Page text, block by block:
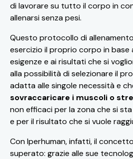
di lavorare su tutto il corpo in
allenarsi senza pesi.
Questo protocollo di
esercizio il proprio corpo in base
esigenze e ai risultati che si
alla possibilità di selezionare il
adatta alle singole necessità e
sovraccaricare i muscoli o
non efficaci per la zona che si
e per il risultato che si vuole
Con Iperhuman, infatti, il
superato: grazie alle sue